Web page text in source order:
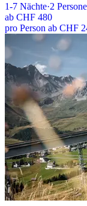
1-7 Nächte·2
ab CHF 480
pro Person ab CHF